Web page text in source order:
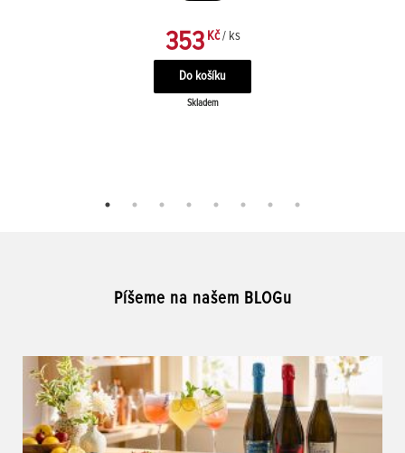
353Kč / ks
Skladem
Píšeme na našem BLOGu